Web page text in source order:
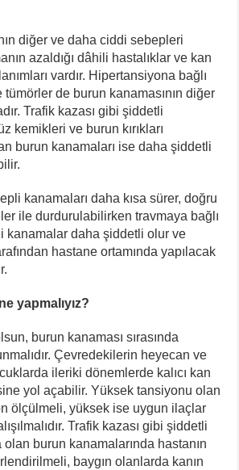
diğer ve daha ciddi sebepleri
azaldığı dâhili hastalıklar ve kan
vardır. Hipertansiyona bağlı
tümörler de burun kanamasının diğer
Trafik kazası gibi şiddetli
kemikleri ve burun kırıkları
burun kanamaları ise daha şiddetli
kanamaları daha kısa sürer, doğru
ile durdurulabilirken travmaya bağlı
kanamalar daha şiddetli olur ve
hastane ortamında yapılacak
yapmalıyız?
burun kanaması sırasında
Çevredekilerin heyecan ve
ileriki dönemlerde kalıcı kan
yol açabilir. Yüksek tansiyonu olan
ölçülmeli, yüksek ise uygun ilaçlar
Trafik kazası gibi şiddetli
olan burun kanamalarında hastanın
baygın olanlarda kanın